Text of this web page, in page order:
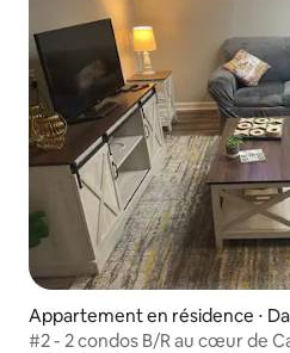
Appartement en résidence ⋅
#2 - 2 condos B/R au cœur de